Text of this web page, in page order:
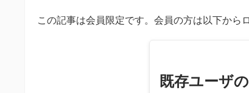
この記事は会員限定です。会員の方は以下から
既存ユーザ